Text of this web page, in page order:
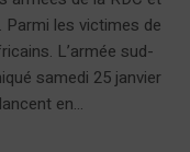
Parmi les victimes de
L’armée sud-
samedi 25 janvier
en...